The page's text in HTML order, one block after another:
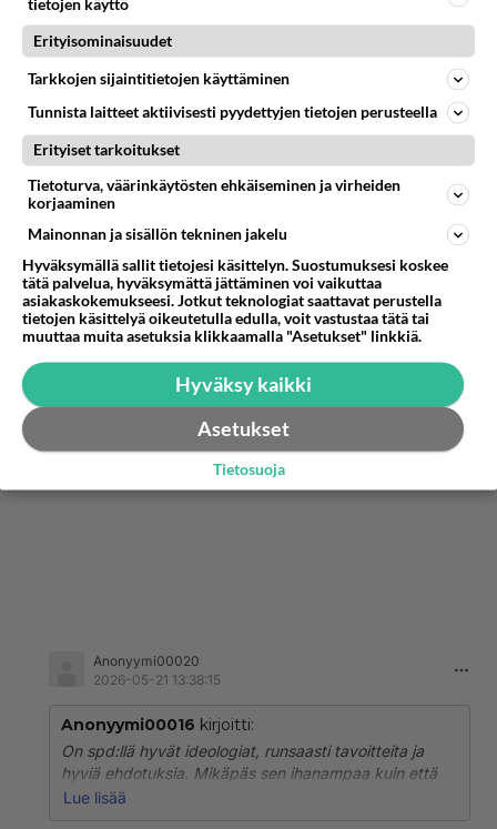
kaikilla olisi sopivan riittävästi kaikkea. Mutta niihin ei
vain riitä rahat. Kuuntelin sdp:n paikallisen poliitikon
vappupuheen. Kuin lapsen kirje joulupukille.
Puolueemme tahtoo.. puolueemme tavoittelee.. me
vaadimme... Eikä ainuttakaan lausetta mistä rahat.
Eikä tämä ole mikään parjaus ketään kohtaan, olen
hyvin epäpoliittinen ihminen. Mutta tottakai ihmisiä
ärsyttää kun persu-vm pontevalla äänellä lähes
hampaat irvessä paasaa mitstä on pakko niitä rahoja
nipistää ja saksiakin, ei se ole kenellekään kivaa
kuunneltavaa mutta välttämätöntä.
Lue lisää
Niinpä, kuinkahan monta lisämiljardia velkaa
pitää tehdä, ja sopeuttaa sairaanhoitoa,
eläkkeitä, työttömyystukia, asumistukea,
toimeentulotukea, ennenkuin vihervasemmisto
ymmärtää ettei pieni maa voi toimia maailman
sosiaalitoimistona?
Äänestä Kommentoi
Anonyymi00020
2026-05-21 13:38:15
Anonyymi00016 kirjoitti:
On spd:llä hyvät ideologiat, runsaasti tavoitteita ja
hyviä ehdotuksia. Mikäpäs sen ihanampaa kuin että
kaikilla olisi sopivan riittävästi kaikkea. Mutta niihin ei
Lue lisää
tietojen käyttö
Erityisominaisuudet
Tarkkojen sijaintitietojen käyttäminen
Tunnista laitteet aktiivisesti pyydettyjen tietojen perusteella
Erityiset tarkoitukset
Tietoturva, väärinkäytösten ehkäiseminen ja virheiden
korjaaminen
Mainonnan ja sisällön tekninen jakelu
Hyväksymällä sallit tietojesi käsittelyn. Suostumuksesi koskee
tätä palvelua, hyväksymättä jättäminen voi vaikuttaa
asiakaskokemukseesi. Jotkut teknologiat saattavat perustella
tietojen käsittelyä oikeutetulla edulla, voit vastustaa tätä tai
muuttaa muita asetuksia klikkaamalla "Asetukset" linkkiä.
Hyväksy kaikki
Asetukset
Tietosuoja